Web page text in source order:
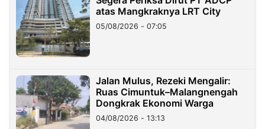
atas Mangkraknya LRT City
05/08/2026 - 07:05
Jalan Mulus, Rezeki Mengalir:
Ruas Cimuntuk–Malangnengah
Dongkrak Ekonomi Warga
04/08/2026 - 13:13